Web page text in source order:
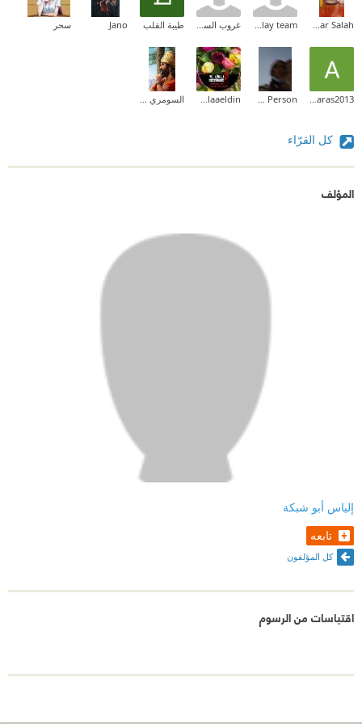
Hagar Salah
google play team غروب السوالقة طيبة القلب Jano سحر
Aras aras2013
Sendod Person
Hend Alaaeldin السومري البصراوي
كل القرّاء
المؤلف
إلياس أبو شبكة
تابعه
كل المؤلفون
اقتباسات من الرسوم